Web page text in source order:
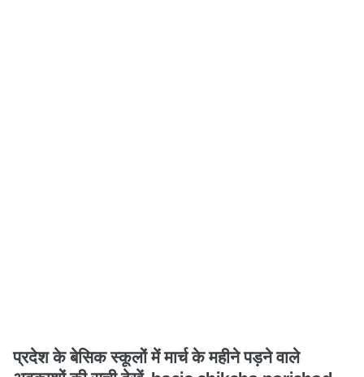
प्रदेश के बेसिक स्कूलों में मार्च के महीने पड़ने वाले